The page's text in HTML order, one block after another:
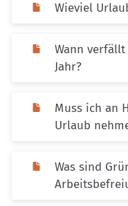
Wieviel
Wann
Jahr?
Muss ich an
Urlaub
Was sind